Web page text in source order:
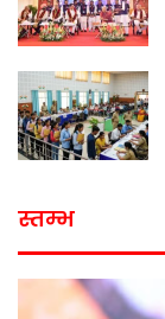
स्तम्भ